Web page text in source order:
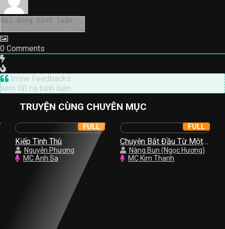
0 Comments
Inline Feedbacks
xem tất cả bình luận
TRUYỆN CÙNG CHUYÊN MỤC
Kiếp Tình Thù
Nguyễn Phương
MC Anh Sa
FULL
Chuyện Bắt Đầu Từ Một
Nụ Hồng
Nàng Bun (Ngọc Hương)
MC Kim Thanh
FULL